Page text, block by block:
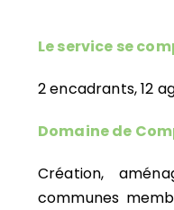
Le service se
2 encadrants, 12
Domaine de
Création,
communes